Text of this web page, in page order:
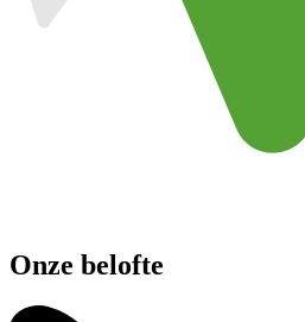
Onze belofte